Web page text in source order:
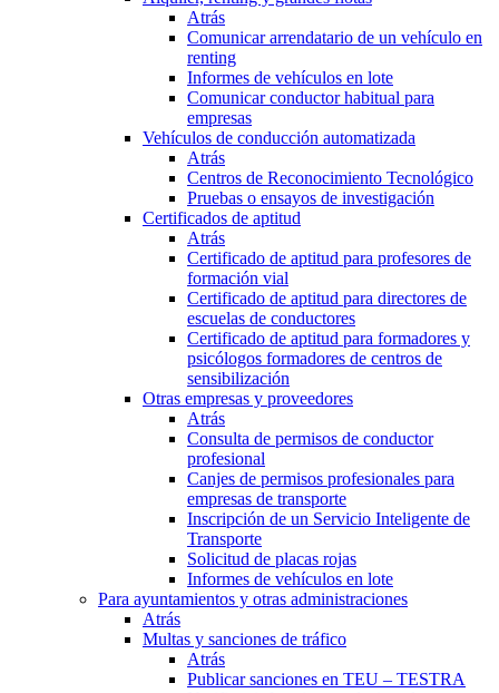
Atrás
Comunicar arrendatario de un vehículo en
renting
Informes de vehículos en lote
Comunicar conductor habitual para
empresas
Vehículos de conducción automatizada
Atrás
Centros de Reconocimiento Tecnológico
Pruebas o ensayos de investigación
Certificados de aptitud
Atrás
Certificado de aptitud para profesores de
formación vial
Certificado de aptitud para directores de
escuelas de conductores
Certificado de aptitud para formadores y
psicólogos formadores de centros de
sensibilización
Otras empresas y proveedores
Atrás
Consulta de permisos de conductor
profesional
Canjes de permisos profesionales para
empresas de transporte
Inscripción de un Servicio Inteligente de
Transporte
Solicitud de placas rojas
Informes de vehículos en lote
Para ayuntamientos y otras administraciones
Atrás
Multas y sanciones de tráfico
Atrás
Publicar sanciones en TEU – TESTRA